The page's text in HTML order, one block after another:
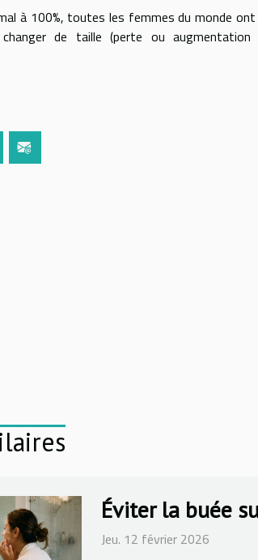
à 100%, toutes les femmes du monde ont
de taille (perte ou
Éviter la buée
Jeu. 12 février 2026